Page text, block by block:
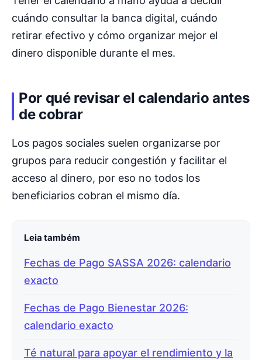
cuándo consultar la banca digital, cuándo
retirar efectivo y cómo organizar mejor el
dinero disponible durante el mes.
Por qué revisar el calendario antes
de cobrar
Los pagos sociales suelen organizarse por
grupos para reducir congestión y facilitar el
acceso al dinero, por eso no todos los
beneficiarios cobran el mismo día.
Leia também
Fechas de Pago SASSA 2026: calendario
exacto
Fechas de Pago Bienestar 2026:
calendario exacto
Té natural para apoyar el rendimiento y la